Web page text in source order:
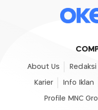
About Us Redaksi
Karier Info Iklan
Profile MNC